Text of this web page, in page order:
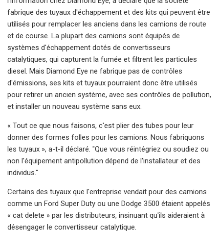
fabrique des tuyaux d'échappement et des kits qui peuvent être
utilisés pour remplacer les anciens dans les camions de route
et de course. La plupart des camions sont équipés de
systèmes d'échappement dotés de convertisseurs
catalytiques, qui capturent la fumée et filtrent les particules
diesel. Mais Diamond Eye ne fabrique pas de contrôles
d'émissions, ses kits et tuyaux pourraient donc être utilisés
pour retirer un ancien système, avec ses contrôles de pollution,
et installer un nouveau système sans eux.
« Tout ce que nous faisons, c'est plier des tubes pour leur
donner des formes folles pour les camions. Nous fabriquons
les tuyaux », a-t-il déclaré. "Que vous réintégriez ou soudiez ou
non l'équipement antipollution dépend de l'installateur et des
individus."
Certains des tuyaux que l'entreprise vendait pour des camions
comme un Ford Super Duty ou une Dodge 3500 étaient appelés
« cat delete » par les distributeurs, insinuant qu'ils aideraient à
désengager le convertisseur catalytique.